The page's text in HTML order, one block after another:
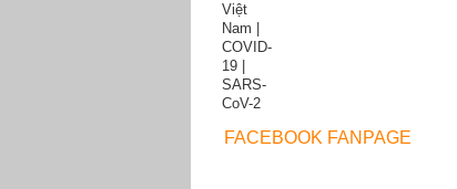
FACEBOOK FANPAGE